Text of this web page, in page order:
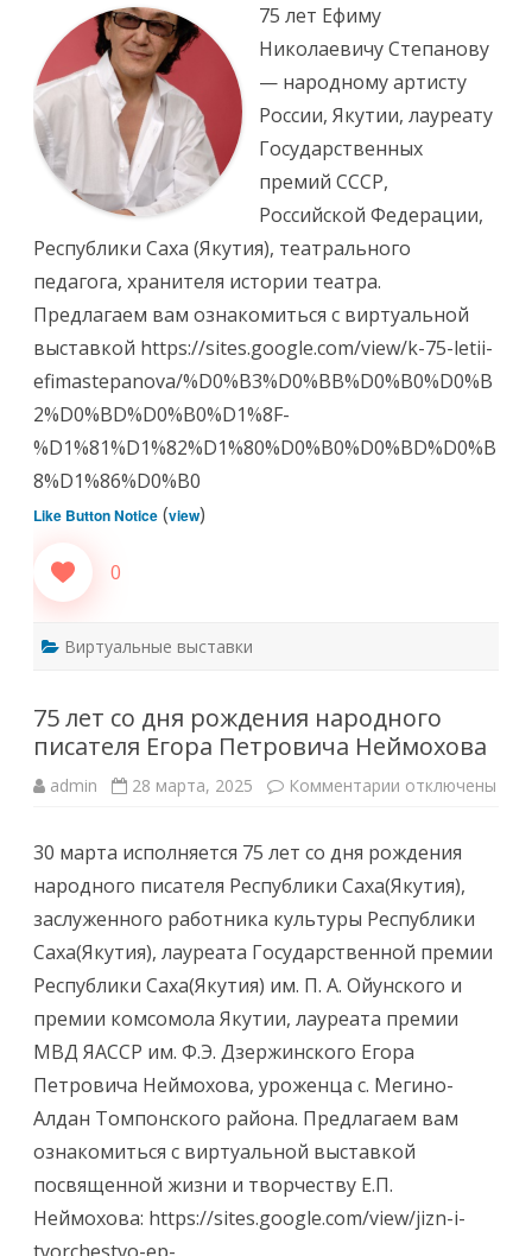
Ефиму
Николаевичу
Степанову
75 лет Ефиму
Николаевичу Степанову
— народному артисту
России, Якутии, лауреату
Государственных
премий СССР,
Российской Федерации,
Республики Саха (Якутия), театрального
педагога, хранителя истории театра.
Предлагаем вам ознакомиться с виртуальной
выставкой https://sites.google.com/view/k-75-letii-
efimastepanova/%D0%B3%D0%BB%D0%B0%D0%B
2%D0%BD%D0%B0%D1%8F-
%D1%81%D1%82%D1%80%D0%B0%D0%BD%D0%B
8%D1%86%D0%B0
Like Button Notice (view)
0
Виртуальные выставки
75 лет со дня рождения народного
писателя Егора Петровича Неймохова
admin 28 марта, 2025 Комментарии к
со
дня
рождения
народного
писателя
Егора
Петровича
Неймохова
отключены
30 марта исполняется 75 лет со дня рождения
народного писателя Республики Саха(Якутия),
заслуженного работника культуры Республики
Саха(Якутия), лауреата Государственной премии
Республики Саха(Якутия) им. П. А. Ойунского и
премии комсомола Якутии, лауреата премии
МВД ЯАССР им. Ф.Э. Дзержинского Егора
Петровича Неймохова, уроженца с. Мегино-
Алдан Томпонского района. Предлагаем вам
ознакомиться с виртуальной выставкой
посвященной жизни и творчеству Е.П.
Неймохова: https://sites.google.com/view/jizn-i-